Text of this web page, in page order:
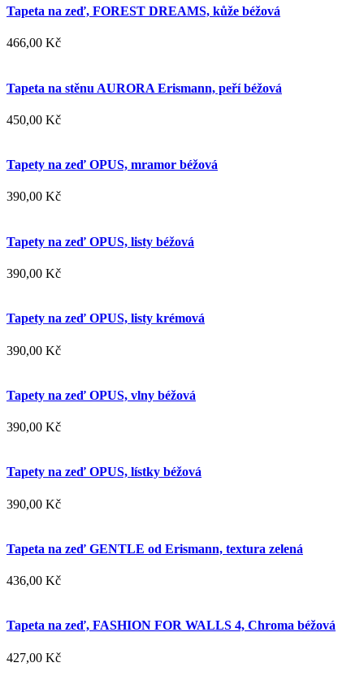
Tapeta na zeď, FOREST DREAMS, kůže béžová
466,00 Kč
Tapeta na stěnu AURORA Erismann, peří béžová
450,00 Kč
Tapety na zeď OPUS, mramor béžová
390,00 Kč
Tapety na zeď OPUS, listy béžová
390,00 Kč
Tapety na zeď OPUS, listy krémová
390,00 Kč
Tapety na zeď OPUS, vlny béžová
390,00 Kč
Tapety na zeď OPUS, lístky béžová
390,00 Kč
Tapeta na zeď GENTLE od Erismann, textura zelená
436,00 Kč
Tapeta na zeď, FASHION FOR WALLS 4, Chroma béžová
427,00 Kč